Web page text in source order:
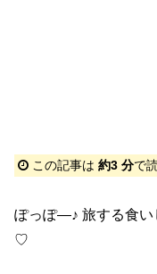
この記事は約3 分で
ぽっぽ―♪ 旅する食い
♡